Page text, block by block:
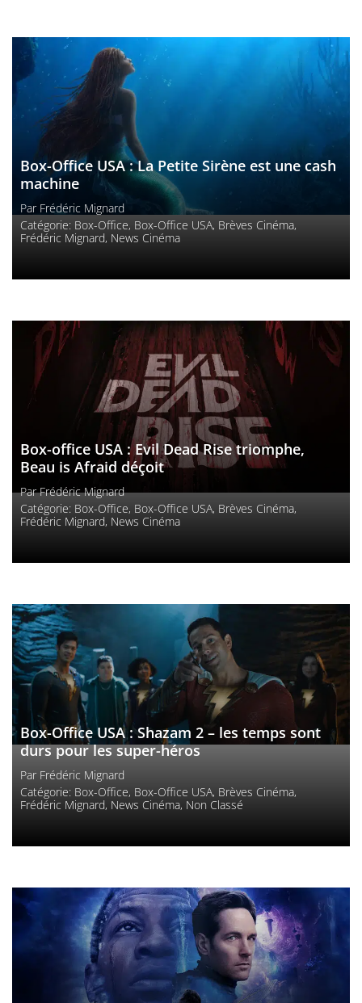
Box-Office USA : La Petite Sirène est une cash
machine
Par Frédéric Mignard
Catégorie: Box-Office, Box-Office USA, Brèves Cinéma,
Frédéric Mignard, News Cinéma
Box-office USA : Evil Dead Rise triomphe,
Beau is Afraid déçoit
ParFrédéric Mignard
Catégorie: Box-Office, Box-Office USA, Brèves Cinéma,
Frédéric Mignard, News Cinéma
Box-Office USA : Shazam 2 – les temps sont
durs pour les super-héros
Par Frédéric Mignard
Catégorie: Box-Office, Box-Office USA, Brèves Cinéma,
Frédéric Mignard, News Cinéma, Non Classé